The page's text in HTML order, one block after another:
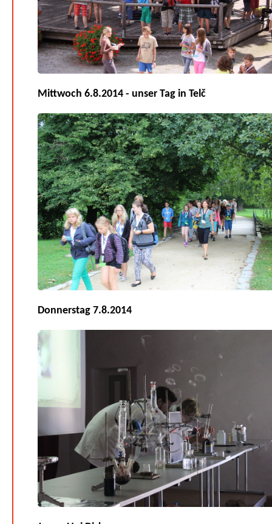
Mittwoch 6.8.2014 - unser Tag in Telč
Donnerstag 7.8.2014